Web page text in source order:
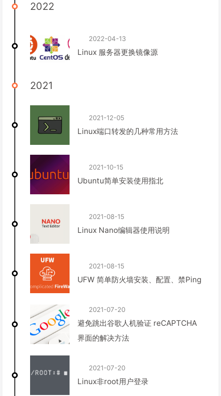
2022
2022-04-13
Linux 服务器更换镜像源
2021
2021-12-05
Linux端口转发的几种常用方法
2021-10-15
Ubuntu简单安装使用指北
2021-08-15
Linux Nano编辑器使用说明
2021-08-15
UFW 简单防火墙安装、配置、禁Ping
2021-07-20
避免跳出谷歌人机验证 reCAPTCHA
界面的解决方法
2021-07-20
Linux非root用户登录